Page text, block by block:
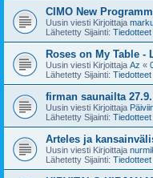
CIMO New
Uusin viesti Kirjoittaja
Lähetetty Sijainti: Tiedotteet
Roses on My Table
Uusin viesti Kirjoittaja Az «
Lähetetty Sijainti: Tiedotteet
firman saunailta 27.9.
Uusin viesti Kirjoittaja
Lähetetty Sijainti: Tiedotteet
Arteles ja
Uusin viesti Kirjoittaja
Lähetetty Sijainti: Tiedotteet